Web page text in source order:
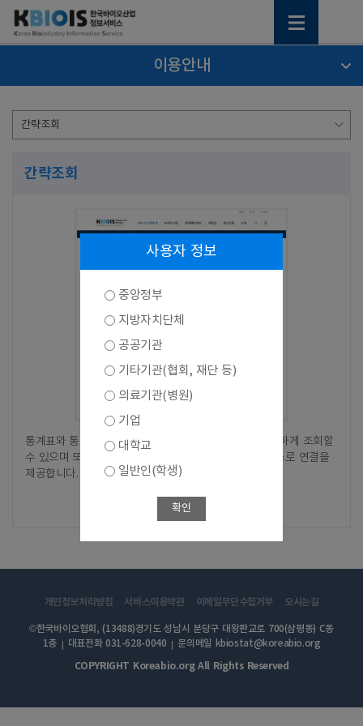
이용안내
간략조회
통계표와 통계차트에 대해서 별도의 화면 전환없이 간단하게 조회할
수 있으며 또한, 상세한 간편분석을 위한 간편분석 서비스로 연결을
제공합니다.
바로가기
사용자 정보
중앙정부
지방자치단체
공공기관
기타기관(협회, 재단 등)
의료기관(병원)
기업
대학교
일반인(학생)
확인
개인정보처리방침 서비스이용약관 이메일무단수집거부 오시는길
©한국바이오협회, (13488)경기도 성남시 분당구 대왕판교로 700(삼평동) C동
1층
대표전화 031-628-0040
문의메일 kbiostat@koreabio.org
COPYRIGHT Koreabio.org All Rights Reserved